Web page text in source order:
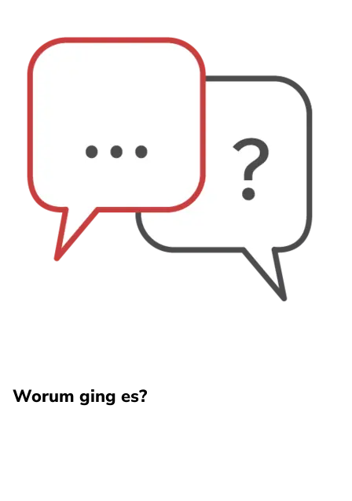
Worum ging es?